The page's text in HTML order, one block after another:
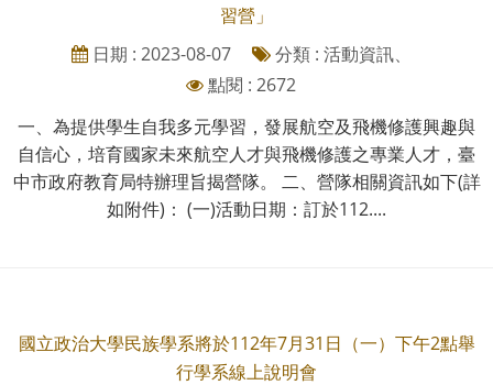
習營」
日期 : 2023-08-07
分類 : 活動資訊、
點閱 : 2672
一、為提供學生自我多元學習，發展航空及飛機修護興趣與
自信心，培育國家未來航空人才與飛機修護之專業人才，臺
中市政府教育局特辦理旨揭營隊。 二、營隊相關資訊如下(詳
如附件)： (一)活動日期：訂於112....
國立政治大學民族學系將於112年7月31日（一）下午2點舉
行學系線上說明會